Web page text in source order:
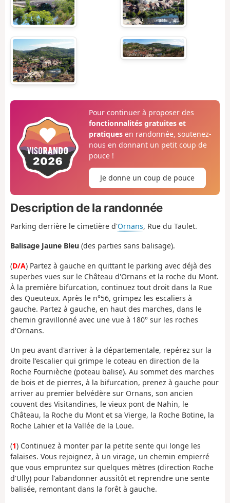
Pour continuer à proposer des
fonctionnalités gratuites et
pratiquesen randonnée, soutenez-
nous en donnant un petit coup de
pouce !
Je donne un coup de pouce
Description de la randonnée
Parking derrière le cimetière d'Ornans, Rue du Taulet.
Balisage Jaune Bleu (des parties sans balisage).
(D/A) Partez à gauche en quittant le parking avec déjà des
superbes vues sur le Château d'Ornans et la roche du Mont.
À la première bifurcation, continuez tout droit dans la Rue
des Queuteux. Après le n°56, grimpez les escaliers à
gauche. Partez à gauche, en haut des marches, dans le
chemin gravillonné avec une vue à 180° sur les roches
d'Ornans.
Un peu avant d'arriver à la départementale, repérez sur la
droite l'escalier qui grimpe le coteau en direction de la
Roche Fournièche (poteau balise). Au sommet des marches
de bois et de pierres, à la bifurcation, prenez à gauche pour
arriver au premier belvédère sur Ornans, son ancien
couvent des Visitandines, le vieux pont de Nahin, le
Château, la Roche du Mont et sa Vierge, la Roche Botine, la
Roche Lahier et la Vallée de la Loue.
(1) Continuez à monter par la petite sente qui longe les
falaises. Vous rejoignez, à un virage, un chemin empierré
que vous empruntez sur quelques mètres (direction Roche
d'Ully) pour l'abandonner aussitôt et reprendre une sente
balisée, remontant dans la forêt à gauche.